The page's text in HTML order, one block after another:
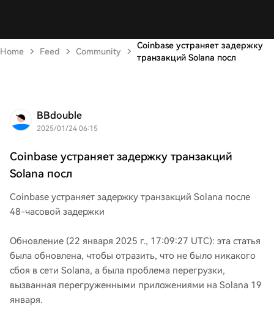
Home Feed Community
Coinbase устраняет задержку
транзакций Solana посл
BBdouble
2025/01/24 06:15
Coinbase устраняет задержку транзакций
Solana посл
Coinbase устраняет задержку транзакций Solana после
48-часовой задержки
Обновление (22 января 2025 г., 17:09:27 UTC): эта статья
была обновлена, чтобы отразить, что не было никакого
сбоя в сети Solana, а была проблема перегрузки,
вызванная перегруженными приложениями на Solana 19
января.